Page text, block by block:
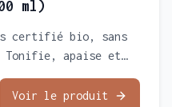
ml)
certifié bio, sans
Tonifie, apaise et
Voir le produit